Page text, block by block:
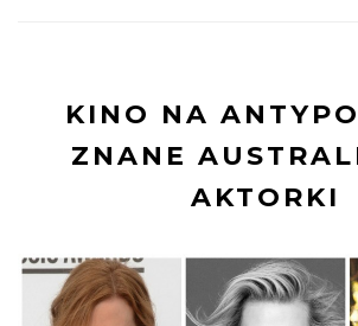
KINO NA
ZNANE
AKTORKI